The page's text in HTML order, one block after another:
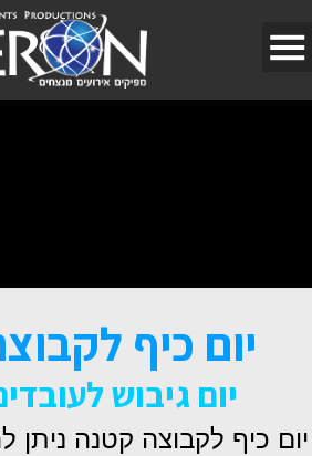
יום כיף
יום גיבוש
יום כיף לקבוצה קטנה ניתן